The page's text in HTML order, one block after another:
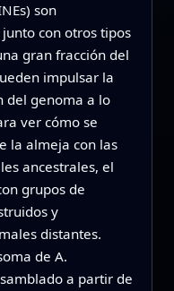
son
con otros tipos
gran fracción del
impulsar la
del genoma a lo
ver cómo se
la almeja con las
ancestrales, el
grupos de
y
distantes.
de A.
a partir de